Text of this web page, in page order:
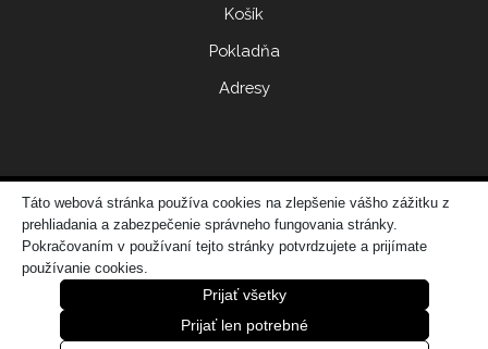
Košík
Pokladňa
Adresy
© 2017 ERIDONNA
Zo
vytvorila spoločnosť DATATIME – web dizajn, grafika, IT riešenia
0
Táto webová stránka používa cookies na zlepšenie vášho zážitku z
prehliadania a zabezpečenie správneho fungovania stránky.
Pokračovaním v používaní tejto stránky potvrdzujete a prijímate
používanie cookies.
Prijať všetky
Prijať len potrebné